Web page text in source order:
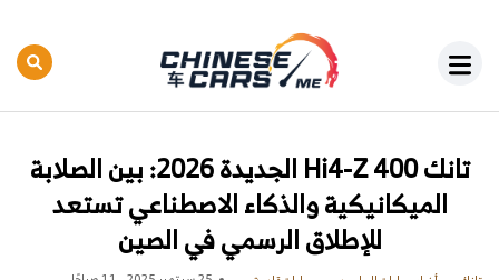
تانك 400 Hi4-Z الجديدة 2026: بين الصلابة
الميكانيكية والذكاء الاصطناعي تستعد
للإطلاق الرسمي في الصين